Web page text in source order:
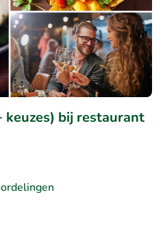
keuzes) bij restaurant